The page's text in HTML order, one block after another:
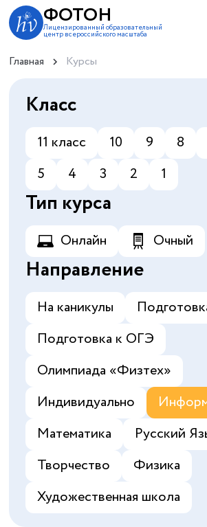
ФОТОН
Лицензированный образовательный
центр всероссийского масштаба
Главная Курсы
Класс
11 класс 10 9 8
5
4 3 2 1
Тип курса
Онлайн Очный
Направление
На каникулы
Подготовка к ОГЭ
Олимпиада «‎Физтех»
Индивидуально
Математика
Русский
Творчество
Физика
Художественная школа